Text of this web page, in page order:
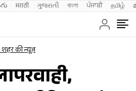
मराठी ગુજરાતી বাংলা ਪੰਜਾਬੀ தமிழ்
की न्यूज़